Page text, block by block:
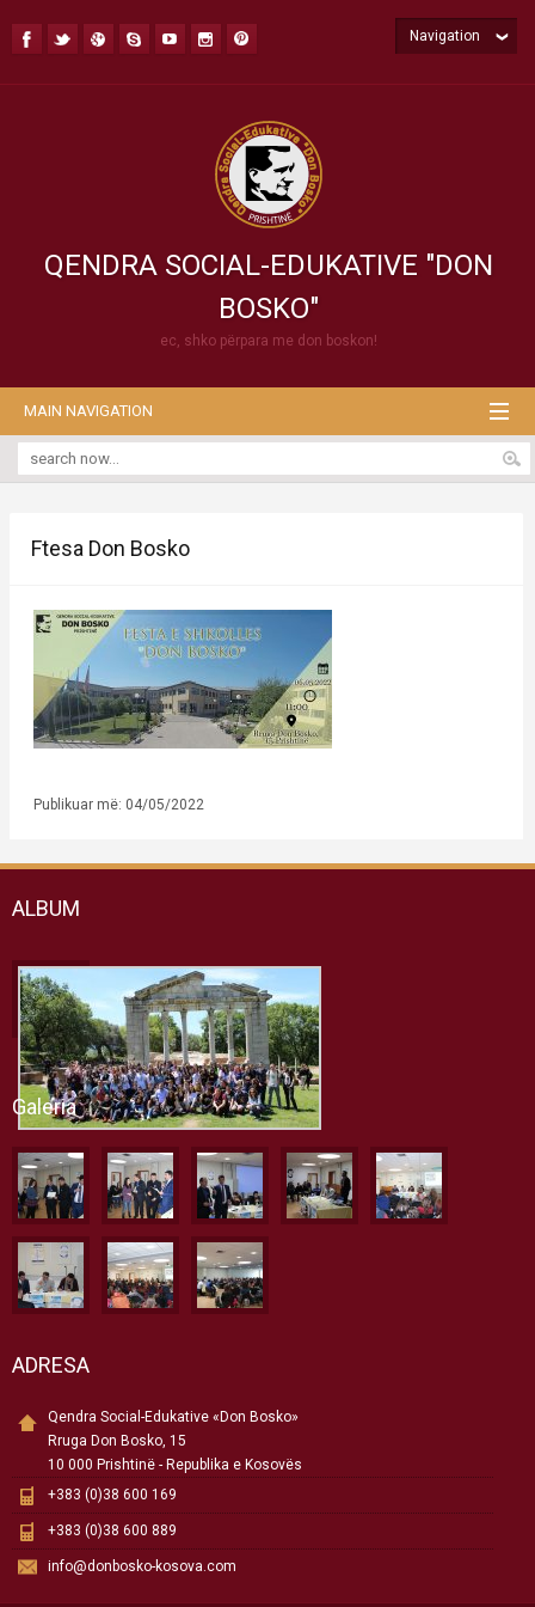
QENDRA SOCIAL-EDUKATIVE "DON
BOSKO"
ec, shko përpara me don boskon!
Navigation
MAIN NAVIGATION
Ftesa Don Bosko
Publikuar më: 04/05/2022
ALBUM
Galeria
ADRESA
Qendra Social-Edukative «Don Bosko»
Rruga Don Bosko, 15
10 000 Prishtinë - Republika e Kosovës
+383 (0)38 600 169
+383 (0)38 600 889
info@donbosko-kosova.com